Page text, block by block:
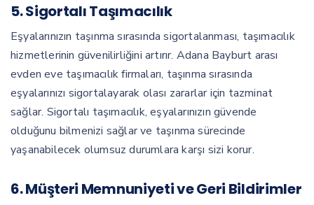
5.Sigortalı Taşımacılık
Eşyalarınızın taşınma sırasında sigortalanması, taşımacılık
hizmetlerinin güvenilirliğini artırır. Adana Bayburt arası
evden eve taşımacılık firmaları, taşınma sırasında
eşyalarınızı sigortalayarak olası zararlar için tazminat
sağlar. Sigortalı taşımacılık, eşyalarınızın güvende
olduğunu bilmenizi sağlar ve taşınma sürecinde
yaşanabilecek olumsuz durumlara karşı sizi korur.
6.Müşteri Memnuniyeti ve Geri Bildirimler